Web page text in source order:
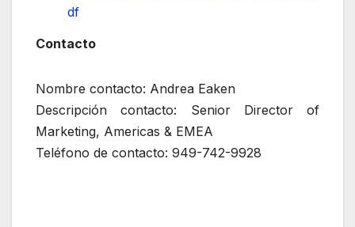
df
Contacto
Nombre contacto: Andrea Eaken
Descripción contacto: Senior Director of
Marketing, Americas & EMEA
Teléfono de contacto: 949-742-9928